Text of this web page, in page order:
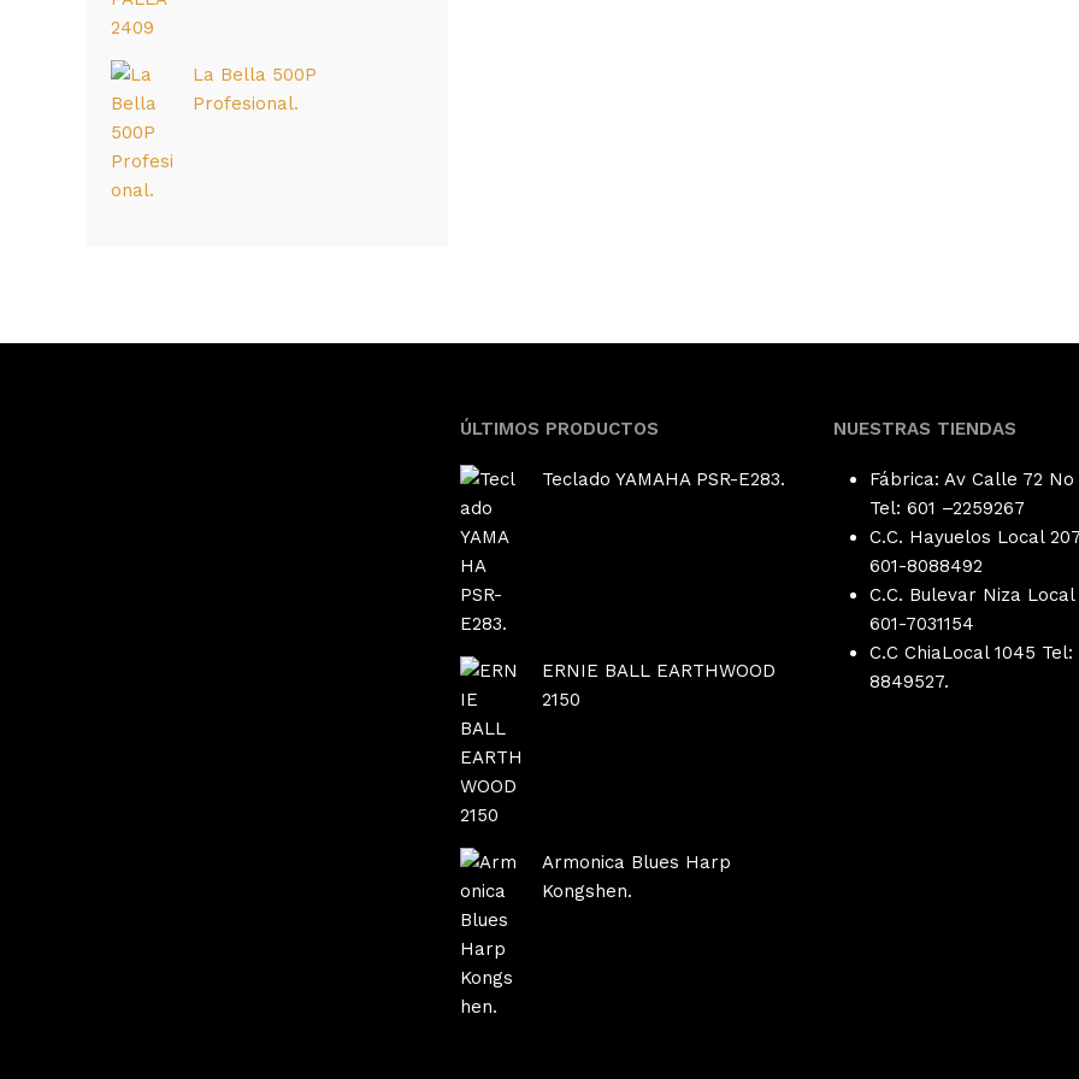
La Bella 500P
Profesional.
ÚLTIMOS PRODUCTOS
Teclado YAMAHA PSR-E283.
ERNIE BALL EARTHWOOD
2150
Armonica Blues Harp
Kongshen.
NUESTRAS TIENDAS
Fábrica: Av Calle 72 No
Tel: 601 –2259267
C.C. Hayuelos Local
601-8088492
C.C. Bulevar Niza Local
601-7031154
C.C ChiaLocal 1045 Tel:
8849527.